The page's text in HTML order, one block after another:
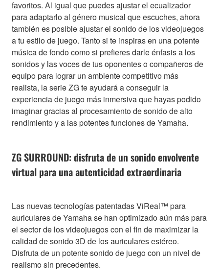
favoritos. Al igual que puedes ajustar el ecualizador
para adaptarlo al género musical que escuches, ahora
también es posible ajustar el sonido de los videojuegos
a tu estilo de juego. Tanto si te inspiras en una potente
música de fondo como si prefieres darle énfasis a los
sonidos y las voces de tus oponentes o compañeros de
equipo para lograr un ambiente competitivo más
realista, la serie ZG te ayudará a conseguir la
experiencia de juego más inmersiva que hayas podido
imaginar gracias al procesamiento de sonido de alto
rendimiento y a las potentes funciones de Yamaha.
ZG SURROUND: disfruta de un sonido envolvente
virtual para una autenticidad extraordinaria
Las nuevas tecnologías patentadas ViReal™ para
auriculares de Yamaha se han optimizado aún más para
el sector de los videojuegos con el fin de maximizar la
calidad de sonido 3D de los auriculares estéreo.
Disfruta de un potente sonido de juego con un nivel de
realismo sin precedentes.